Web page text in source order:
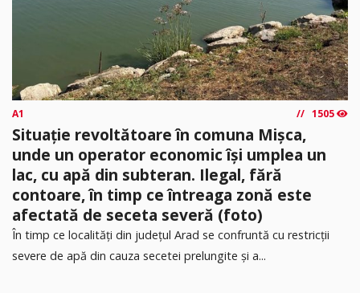
A1 1505
Situație revoltătoare în comuna Mișca,
unde un operator economic își umplea un
lac, cu apă din subteran. Ilegal, fără
contoare, în timp ce întreaga zonă este
afectată de seceta severă (foto)
În timp ce localități din județul Arad se confruntă cu restricții
severe de apă din cauza secetei prelungite și a...